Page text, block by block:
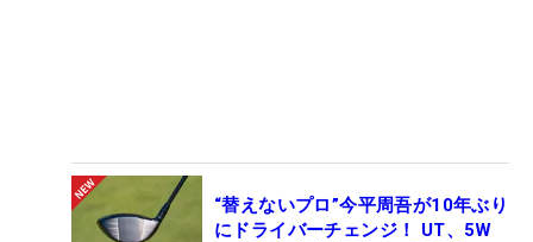
“替えないプロ”今平周吾が10年ぶり
にドライバーチェンジ！ UT、5W